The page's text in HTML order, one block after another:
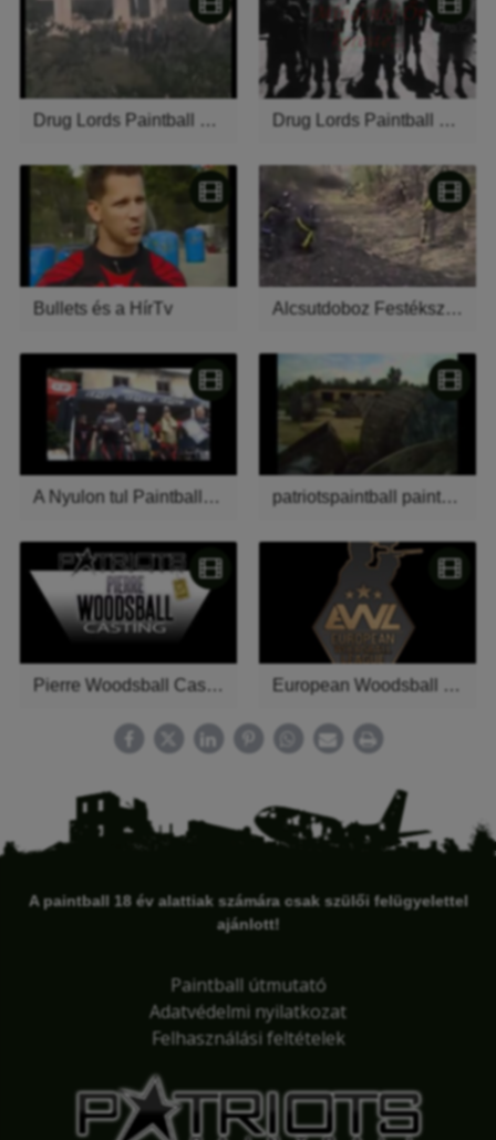
Drug Lords Paintball Scenario2 Drug Lords Paintball Scenario Intro
Bullets és a HírTv Alcsutdoboz Festékszórás
A Nyulon tul Paintball Scenario patriotspaintball paintball jatszatas
Pierre Woodsball Casting Paintball Big Game promo video European Woodsball League Series
A paintball 18 év alattiak számára csak szülői felügyelettel
ajánlott!
Paintball útmutató
Adatvédelmi nyilatkozat
Felhasználási feltételek